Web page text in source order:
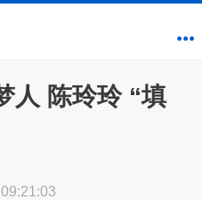
人 陈玲玲 “填